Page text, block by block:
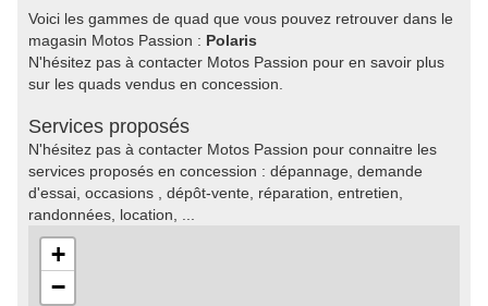
Voici les gammes de quad que vous pouvez retrouver dans le
magasin Motos Passion : Polaris
N'hésitez pas à contacter Motos Passion pour en savoir plus
sur les quads vendus en concession.
Services proposés
N'hésitez pas à contacter Motos Passion pour connaitre les
services proposés en concession : dépannage, demande
d'essai, occasions , dépôt-vente, réparation, entretien,
randonnées, location, ...
+
−